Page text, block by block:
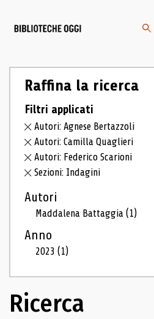
Raffina la ricerca
Filtri applicati
Autori: Agnese Bertazzoli
Autori: Camilla Quaglieri
Autori: Federico Scarioni
Sezioni: Indagini
Autori
Maddalena Battaggia(1)
Anno
2023(1)
Ricerca